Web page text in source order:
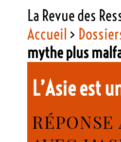
La Revue des
Accueil >
mythe plus
L’Asie est